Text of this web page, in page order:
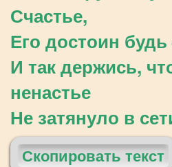
Счастье,
Его достоин
И так держись,
ненастье
Не затянуло в
Скопировать текст